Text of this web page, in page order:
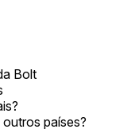
Bolt
países?